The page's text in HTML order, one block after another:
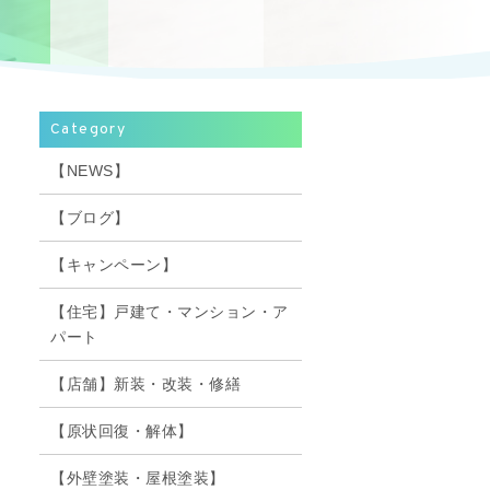
Category
【NEWS】
【ブログ】
【キャンペーン】
【住宅】戸建て・マンション・ア
パート
【店舗】新装・改装・修繕
【原状回復・解体】
【外壁塗装・屋根塗装】